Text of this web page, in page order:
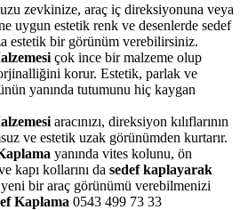
zevkinize, araç iç direksiyonuna veya
uygun estetik renk ve desenlerde sedef
estetik bir görünüm verebilirsiniz.
çok ince bir malzeme olup
korur. Estetik, parlak ve
yanında tutumunu hiç kaygan
aracınızı, direksiyon kılıflarının
ve estetik uzak görünümden kurtarır.
yanında vites kolunu, ön
kapı kollarını da sedef kaplayarak
yeni bir araç görünümü verebilmenizi
Kaplama 0543 499 73 33